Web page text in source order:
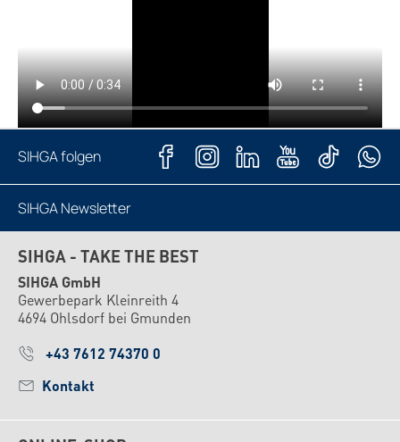
SIHGA folgen
SIHGA Newsletter
SIHGA - TAKE THE BEST
SIHGA GmbH
Gewerbepark Kleinreith 4
4694 Ohlsdorf bei Gmunden
+43 7612 74370 0
Kontakt